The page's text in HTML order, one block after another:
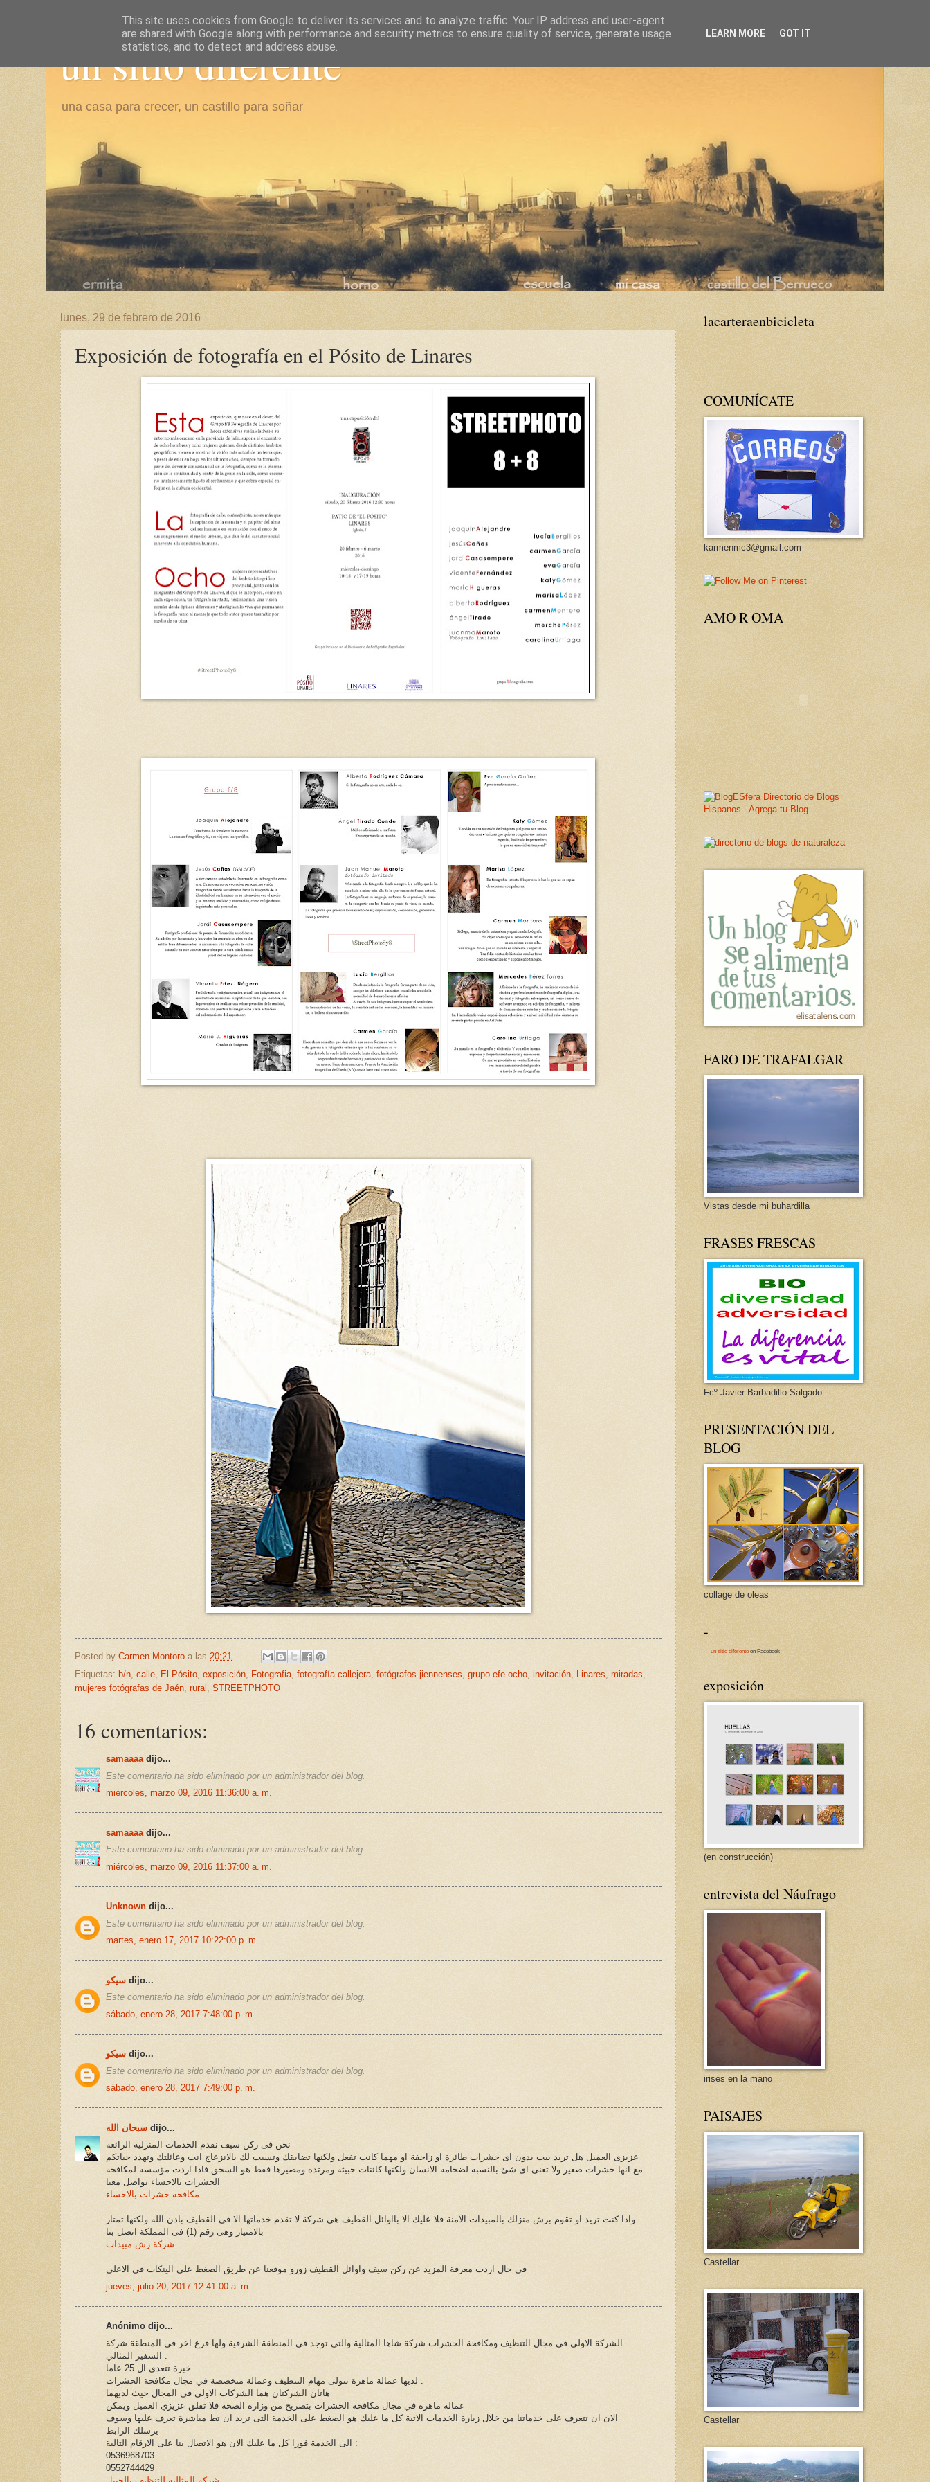
un sitio diferente
una casa para crecer, un castillo para soñar
lunes, 29 de febrero de 2016
Exposición de fotografía en el Pósito de Linares
Posted by Carmen Montoro a las 20:21
Etiquetas: b/n, calle, El Pósito, exposición, Fotografia, fotografía callejera, fotógrafos jiennenses, grupo efe ocho, invitación, Linares, miradas,
mujeres fotógrafas de Jaén, rural , STREETPHOTO
16 comentarios:
samaaaadijo...
Este comentario ha sido eliminado por un administrador del blog.
miércoles, marzo 09, 2016 11:36:00 a. m.
samaaaa dijo...
Este comentario ha sido eliminado por un administrador del blog.
miércoles, marzo 09, 2016 11:37:00 a. m.
Unknown dijo...
Este comentario ha sido eliminado por un administrador del blog.
martes, enero 17, 2017 10:22:00 p. m.
سيكو dijo...
Este comentario ha sido eliminado por un administrador del blog.
sábado, enero 28, 2017 7:48:00 p. m.
سيكو dijo...
Este comentario ha sido eliminado por un administrador del blog.
sábado, enero 28, 2017 7:49:00 p. m.
سبحان الله dijo...
نحن فى ركن سيف نقدم الخدمات المنزلية الرائعة
عزيزى العميل هل تريد بيت بدون اى حشرات طائرة او زاحفة او مهما كانت تفعل ولكنها تضايقك وتسبب لك بالانزعاج انت وعائلتك وتهدد حياتكم
مع انها حشرات صغير ولا تعنى اى شئ بالنسبة لضخامة الانسان ولكنها كائنات خبيثة ومرتدة ومصيرها فقط هو السحق فاذا اردت مؤسسة لمكافحة
الحشرات بالاحساء تواصل معنا
مكافحة حشرات بالاحساء
واذا كنت تريد او تقوم برش منزلك بالمبيدات الآمنة فلا عليك الا بااوائل القطيف هى شركة لا تقدم خدماتها الا فى القطيف باذن الله ولكنها تمتاز
بالامتياز وهى رقم (1) فى المملكة اتصل بنا
شركة رش مبيدات
فى حال اردت معرفة المزيد عن ركن سيف واوائل القطيف زورو موقعنا عن طريق الضغط على الينكات فى الاعلى
jueves, julio 20, 2017 12:41:00 a. m.
Anónimo dijo...
الشركة الاولى في مجال التنظيف ومكافحة الحشرات شركة شاها المثالية والتى توجد في المنطقة الشرقية ولها فرع اخر فى المنطقة شركة
هاتان الشركتان هما الشركات الاولى في المجال حيث لديهما
عمالة ماهرة في مجال مكافحة الحشرات بتصريح من وزارة الصحة فلا تقلق عزيزي العميل ويمكن
الان ان تتعرف على خدماتنا من خلال زيارة الخدمات الاتية كل ما عليك هو الضغط على الخدمة التى تريد ان تط مباشرة تعرف عليها وسوف
يرسلك الرابط
الى الخدمة فورا كل ما عليك الان هو الاتصال بنا على الارقام التالية :
0536968703
0552744429
lacarteraenbicicleta
COMUNÍCATE
karmenmc3@gmail.com
AMO R OMA
FARO DE TRAFALGAR
Vistas desde mi buhardilla
FRASES FRESCAS
Fcº Javier Barbadillo Salgado
PRESENTACIÓN DEL
BLOG
collage de oleas
-
un sitio diferente on Facebook
exposición
(en construcción)
entrevista del Náufrago
irises en la mano
PAISAJES
Castellar
Castellar
This site uses cookies from Google to deliver its services and to analyze traffic. Your IP address and user-agent
are shared with Google along with performance and security metrics to ensure quality of service, generate usage
statistics, and to detect and address abuse.
LEARN MORE GOT IT